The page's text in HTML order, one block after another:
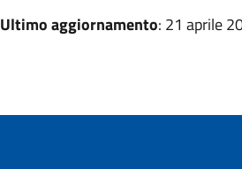
Ultimo aggiornamento: 21 aprile